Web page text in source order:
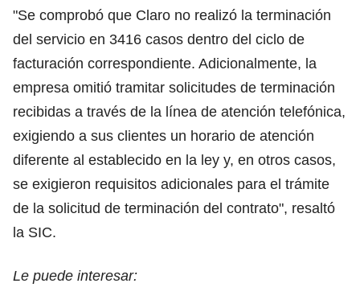
"Se comprobó que Claro no realizó la terminación
del servicio en 3416 casos dentro del ciclo de
facturación correspondiente. Adicionalmente, la
empresa omitió tramitar solicitudes de terminación
recibidas a través de la línea de atención telefónica,
exigiendo a sus clientes un horario de atención
diferente al establecido en la ley y, en otros casos,
se exigieron requisitos adicionales para el trámite
de la solicitud de terminación del contrato", resaltó
la SIC.
Le puede interesar: